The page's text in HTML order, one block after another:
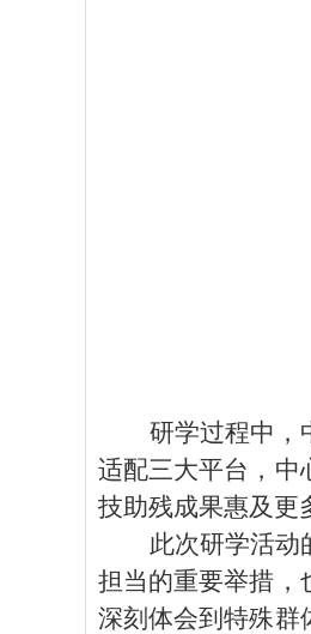
研学过程中，
适配三大平台，中
技助残成果惠及更
此次研学活动
担当的重要举措，
深刻体会到特殊群